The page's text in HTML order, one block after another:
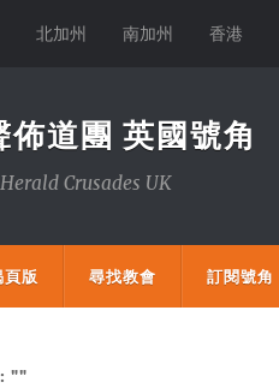
北加州 南加州 香港
佈道團 英國號角
Crusades UK
頁版 尋找教會 訂閱號角
""